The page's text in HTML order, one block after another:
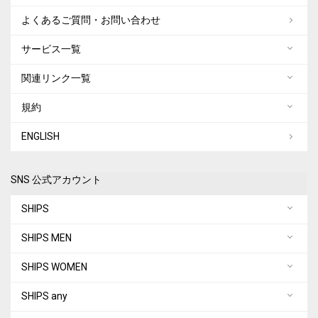
よくあるご質問・お問い合わせ
サービス一覧
関連リンク一覧
規約
ENGLISH
SNS 公式アカウント
SHIPS
SHIPS MEN
SHIPS WOMEN
SHIPS any